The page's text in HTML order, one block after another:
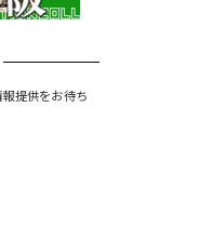
提供をお待ち